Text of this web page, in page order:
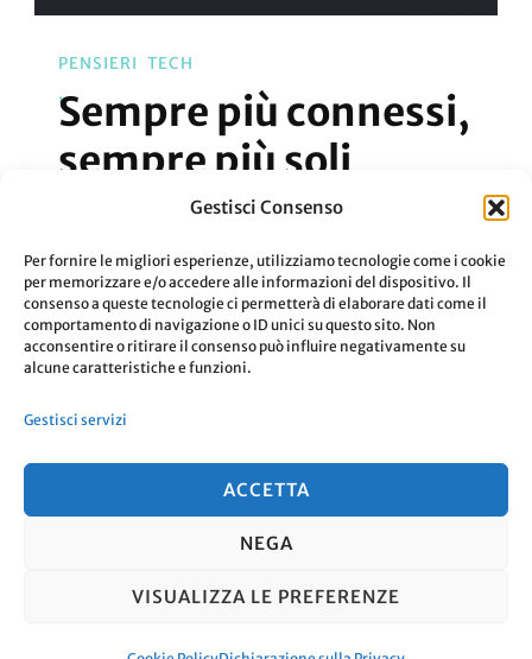
Gestisci Consenso
Per fornire le migliori esperienze, utilizziamo tecnologie come i cookie
per memorizzare e/o accedere alle informazioni del dispositivo. Il
consenso a queste tecnologie ci permetterà di elaborare dati come il
comportamento di navigazione o ID unici su questo sito. Non
acconsentire o ritirare il consenso può influire negativamente su
alcune caratteristiche e funzioni.
Gestisci servizi
ACCETTA
NEGA
VISUALIZZA LE PREFERENZE
PENSIERI TECH
Sempre più connessi,
sempre più soli
non è un film ma la realtà delle cose.
Aggiornato Il 14 Gennaio 2021 0 Commenti
riservati.Travel Nomad | Sviluppato da
Blossom Themes . Powered by WordPress